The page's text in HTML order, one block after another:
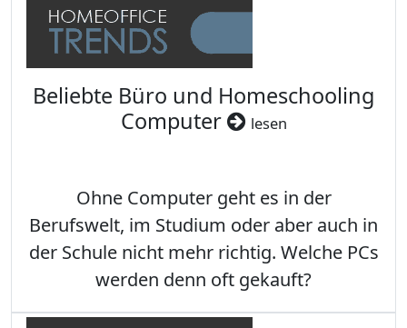
Beliebte Büro und Homeschooling
Computer
lesen
Ohne Computer geht es in der
Berufswelt, im Studium oder aber auch in
der Schule nicht mehr richtig. Welche PCs
werden denn oft gekauft?